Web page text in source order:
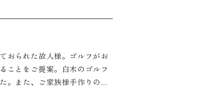
おられた故人様。ゴルフがお
ことをご提案。白木のゴルフ
。また、ご家族様手作りの曲